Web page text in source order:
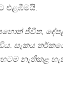
එළඹීමයි.
ජීවීත,
සැකය
නැතිකළ